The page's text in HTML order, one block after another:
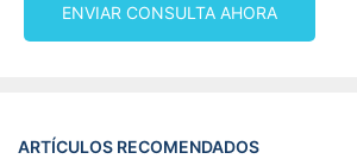
ENVIAR CONSULTA AHORA
ARTÍCULOS RECOMENDADOS